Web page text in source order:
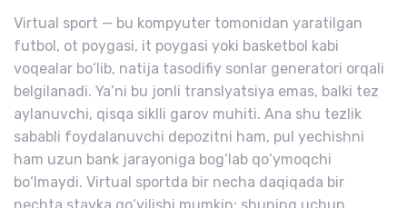
Virtual sport — bu kompyuter tomonidan yaratilgan
futbol, ot poygasi, it poygasi yoki basketbol kabi
voqealar bo‘lib, natija tasodifiy sonlar generatori orqali
belgilanadi. Ya’ni bu jonli translyatsiya emas, balki tez
aylanuvchi, qisqa siklli garov muhiti. Ana shu tezlik
sababli foydalanuvchi depozitni ham, pul yechishni
ham uzun bank jarayoniga bog‘lab qo‘ymoqchi
bo‘lmaydi. Virtual sportda bir necha daqiqada bir
nechta stavka qo‘yilishi mumkin; shuning uchun